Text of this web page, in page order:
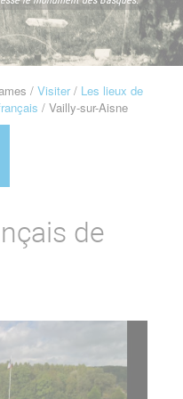
Visiter
Les lieux de
Vailly-sur-Aisne
de